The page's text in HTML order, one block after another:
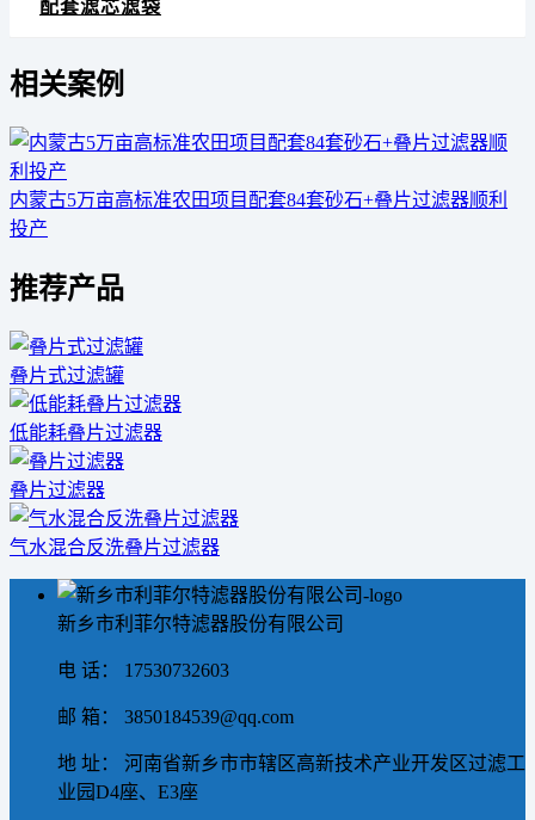
配套滤芯滤袋
相关案例
内蒙古5万亩高标准农田项目配套84套砂石+叠片过滤器顺利
投产
推荐产品
叠片式过滤罐
低能耗叠片过滤器
叠片过滤器
气水混合反洗叠片过滤器
新乡市利菲尔特滤器股份有限公司
电 话： 17530732603
邮 箱： 3850184539@qq.com
地 址： 河南省新乡市市辖区高新技术产业开发区过滤工
业园D4座、E3座